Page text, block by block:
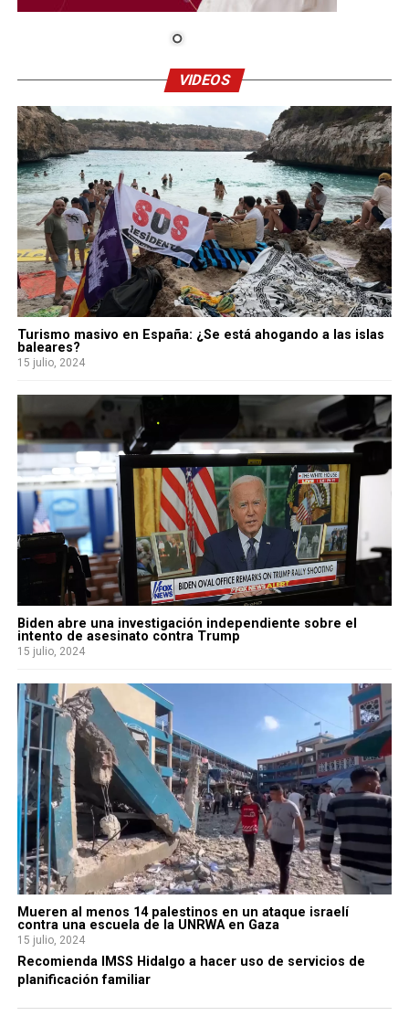
VIDEOS
Turismo masivo en España: ¿Se está ahogando a las islas
baleares?
15 julio, 2024
Biden abre una investigación independiente sobre el
intento de asesinato contra Trump
15 julio, 2024
Mueren al menos 14 palestinos en un ataque israelí
contra una escuela de la UNRWA en Gaza
15 julio, 2024
Recomienda IMSS Hidalgo a hacer uso de servicios de
planificación familiar